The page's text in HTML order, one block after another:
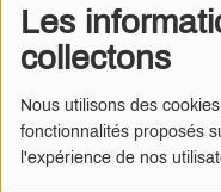
Les
collectons
Nous utilisons des
fonctionnalités proposés
l'expérience de nos